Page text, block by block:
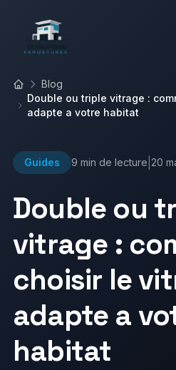
Accueil
Services
Fenêtres
Portails
Carport
Blog
À propos
AccueilBlog
Double ou triple vitrage :
adapte a votre habitat
Guides 9 min de lecture 20
Double ou
vitrage :
choisir le
adapte a
habitat